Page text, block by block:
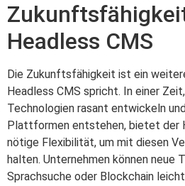
Headless CMS
Die Zukunftsfähigkeit ist ein
Headless CMS spricht. In einer
Technologien rasant entwickeln
Plattformen entstehen, bietet der
nötige Flexibilität, um mit diesen
halten. Unternehmen können neue
Sprachsuche oder Blockchain